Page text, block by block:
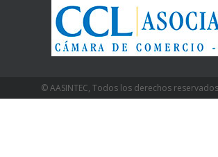
© AASINTEC, Todos los derechos